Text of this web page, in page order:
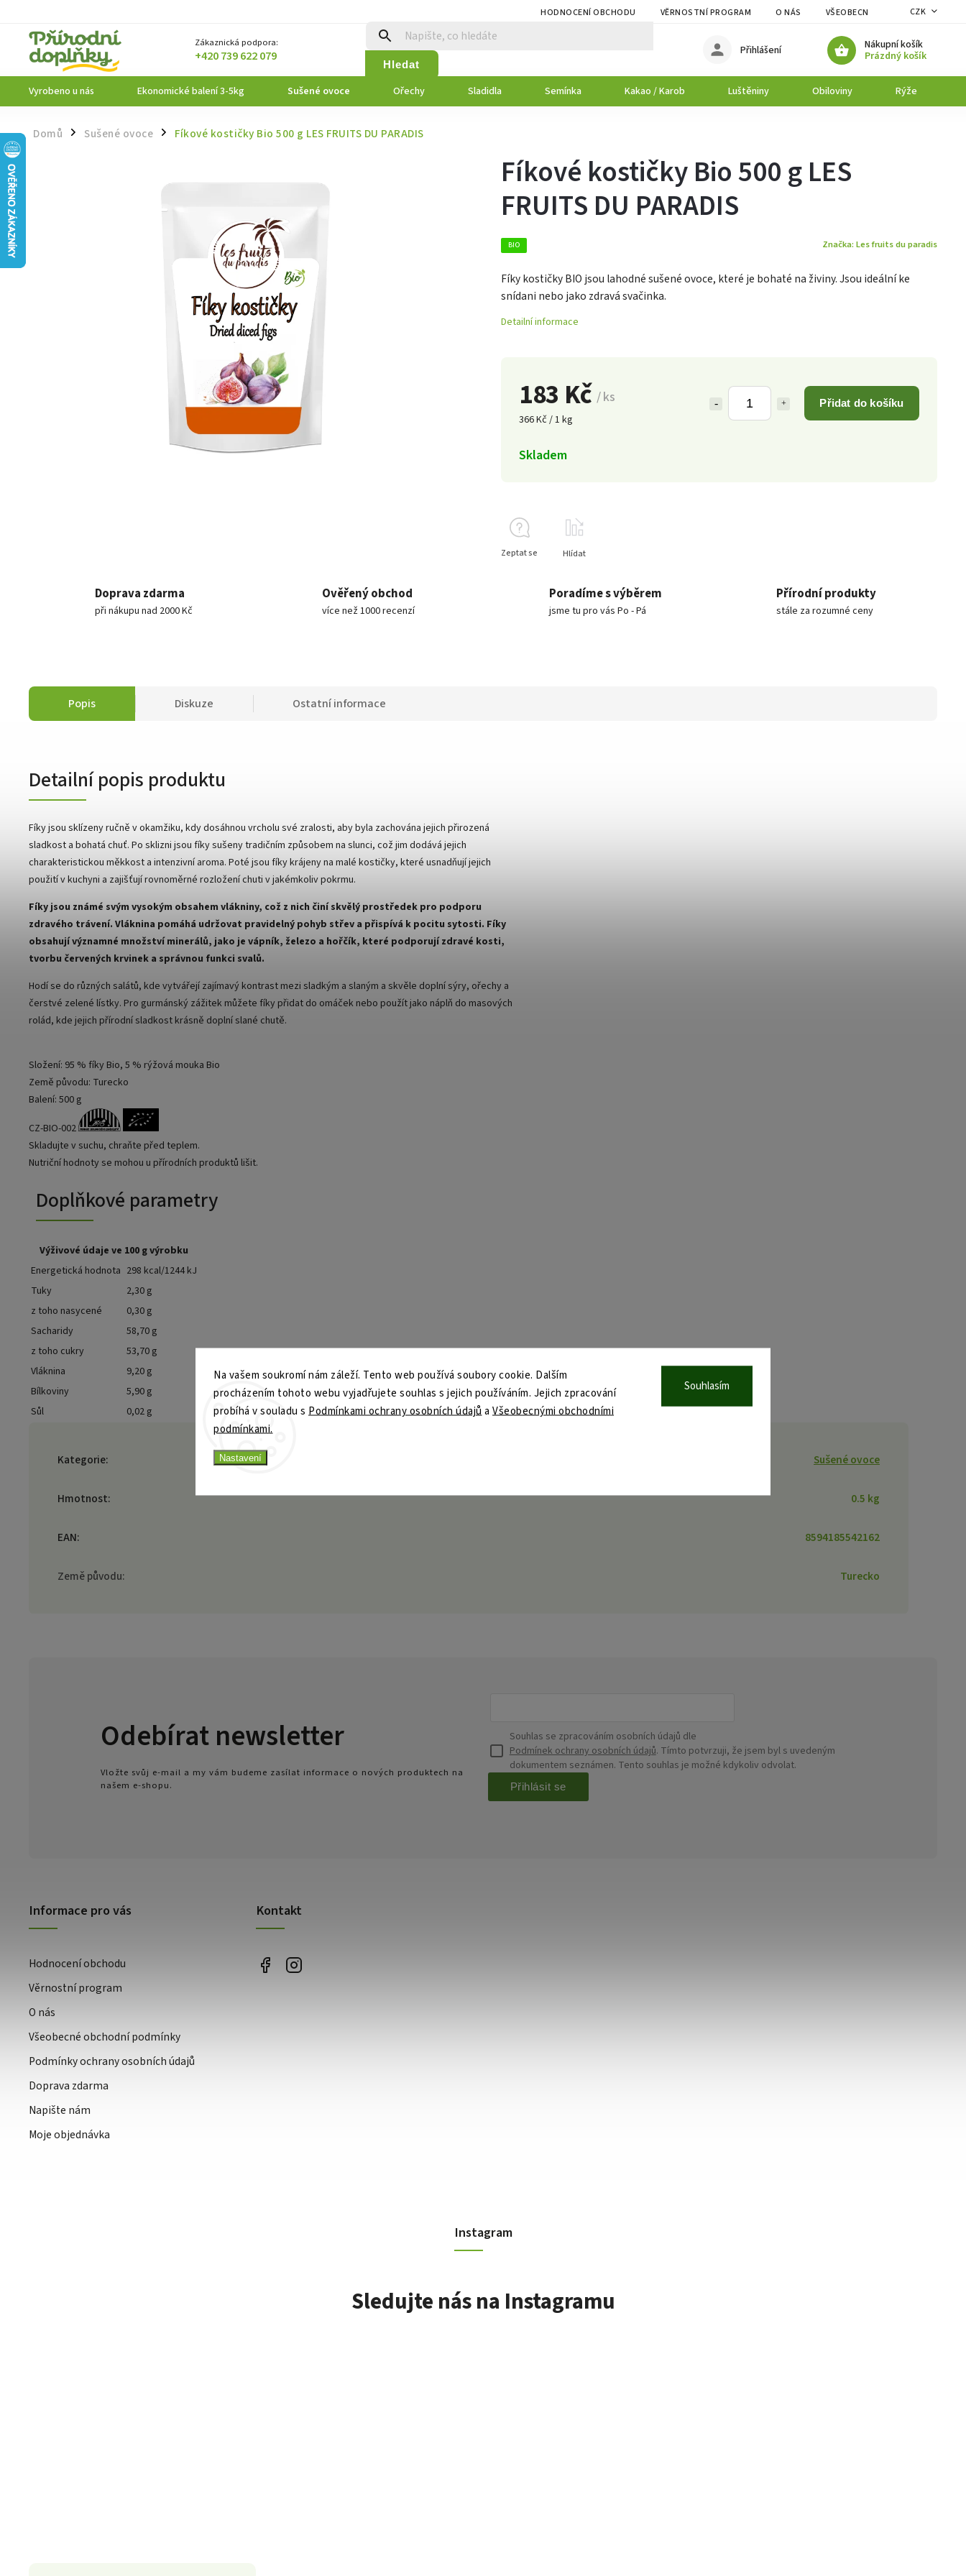
Na vašem soukromí nám záleží. Tento web používá soubory cookie. Dalším
procházením tohoto webu vyjadřujete souhlas s jejich používáním. Jejich zpracování
probíhá v souladu s Podmínkami ochrany osobních údajů a Všeobecnými obchodními
podmínkami.
Nastavení
Souhlasím
HODNOCENÍ OBCHODU VĚRNOSTNÍ PROGRAM O NÁS VŠEOBECNÉ OBCHODNÍ PODMÍNKY
CZK
Zákaznická podpora:
+420 739 622 079 Hledat
Nákupní košík
Prázdný košík
Přihlášení
Vyrobeno u nás Ekonomické balení 3-5kg Sušené ovoce Ořechy Sladidla Semínka Kakao / Karob Luštěniny Obiloviny Rýže
Domů / Sušené ovoce / Fíkové kostičky Bio 500 g LES FRUITS DU PARADIS
183 Kč / ks
366 Kč / 1 kg
Přidat do košíku
Skladem
Fíkové kostičky Bio 500 g LES
FRUITS DU PARADIS
BIO Značka: Les fruits du paradis
Fíky kostičky BIO jsou lahodné sušené ovoce, které je bohaté na živiny. Jsou ideální ke
snídani nebo jako zdravá svačinka.
Detailní informace
Zeptat se Hlídat
Doprava zdarma
při nákupu nad 2000 Kč
Ověřený obchod
více než 1000 recenzí
Poradíme s výběrem
jsme tu pro vás Po - Pá
Přírodní produkty
stále za rozumné ceny
Popis Diskuze Ostatní informace
Detailní popis produktu
Fíky jsou sklízeny ručně v okamžiku, kdy dosáhnou vrcholu své zralosti, aby byla zachována jejich přirozená
sladkost a bohatá chuť. Po sklizni jsou fíky sušeny tradičním způsobem na slunci, což jim dodává jejich
charakteristickou měkkost a intenzivní aroma. Poté jsou fíky krájeny na malé kostičky, které usnadňují jejich
použití v kuchyni a zajišťují rovnoměrné rozložení chuti v jakémkoliv pokrmu.
Fíky jsou známé svým vysokým obsahem vlákniny, což z nich činí skvělý prostředek pro podporu
zdravého trávení. Vláknina pomáhá udržovat pravidelný pohyb střev a přispívá k pocitu sytosti. Fíky
obsahují významné množství minerálů, jako je vápník, železo a hořčík, které podporují zdravé kosti,
tvorbu červených krvinek a správnou funkci svalů.
Hodí se do různých salátů, kde vytvářejí zajímavý kontrast mezi sladkým a slaným a skvěle doplní sýry, ořechy a
čerstvé zelené lístky. Pro gurmánský zážitek můžete fíky přidat do omáček nebo použít jako náplň do masových
rolád, kde jejich přírodní sladkost krásně doplní slané chutě.
Složení: 95 % fíky Bio, 5 % rýžová mouka Bio
Země původu: Turecko
Balení: 500 g
CZ-BIO-002
Skladujte v suchu, chraňte před teplem.
Nutriční hodnoty se mohou u přírodních produktů lišit.
Doplňkové parametry
Výživové údaje ve 100 g výrobku
Energetická hodnota 298 kcal/1244 kJ
Tuky
2,30 g
z toho nasycené
0,30 g
Sacharidy
58,70 g
z toho cukry
53,70 g
Vláknina
9,20 g
Bílkoviny
5,90 g
Sůl
0,02 g
Kategorie: Sušené ovoce
Hmotnost: 0.5 kg
EAN: 8594185542162
Země původu: Turecko
Odebírat newsletter
Vložte svůj e-mail a my vám budeme zasílat informace o nových produktech na
našem e-shopu.
Souhlas se zpracováním osobních údajů dle
Podmínek ochrany osobních údajů. Tímto potvrzuji, že jsem byl s uvedeným
dokumentem seznámen. Tento souhlas je možné kdykoliv odvolat.
Přihlásit se
Informace pro vás
Hodnocení obchodu
Věrnostní program
O nás
Všeobecné obchodní podmínky
Podmínky ochrany osobních údajů
Doprava zdarma
Napište nám
Moje objednávka
Kontakt
Instagram
Sledujte nás na Instagramu